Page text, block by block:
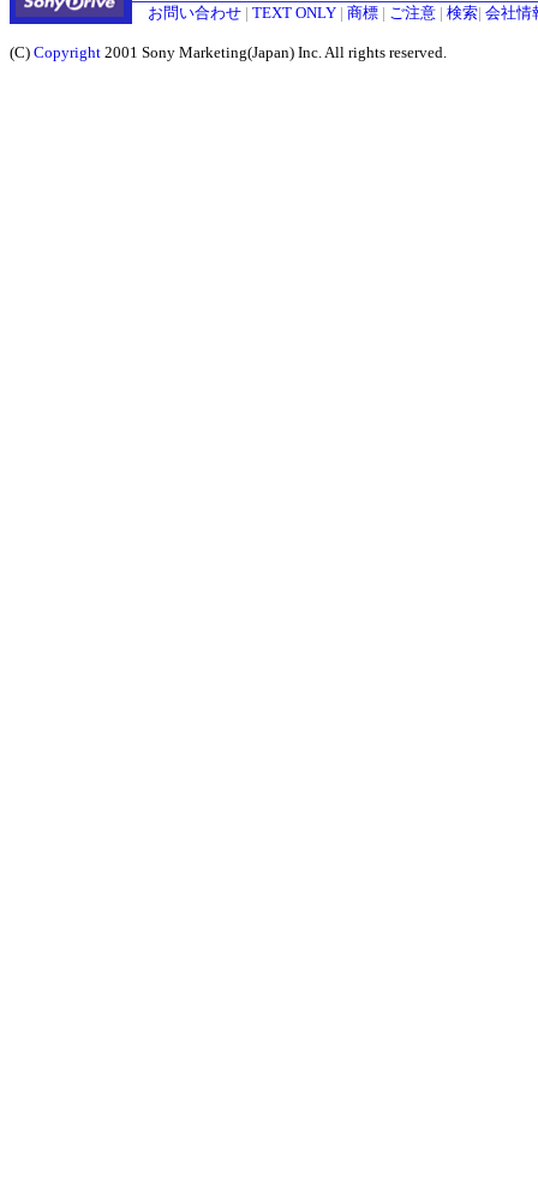
お問い合わせ | TEXT ONLY | 商標 | ご注意 | 検索| 会社情
(C) Copyright 2001 Sony Marketing(Japan) Inc. All rights reserved.